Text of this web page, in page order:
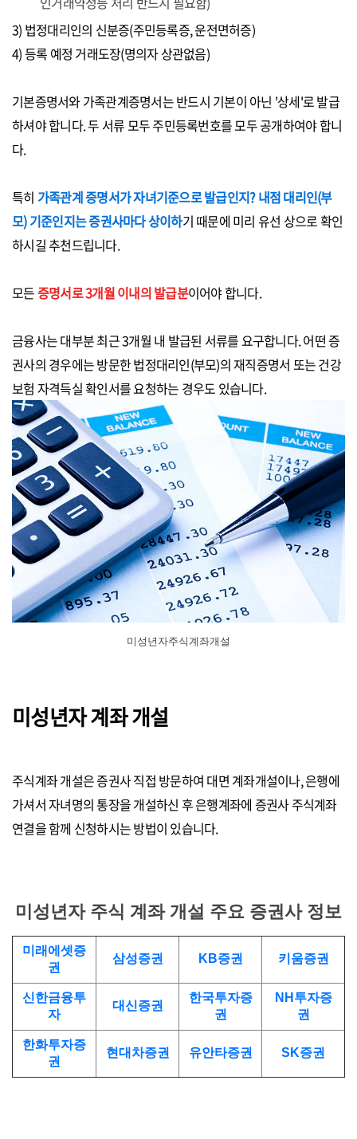
3) 법정대리인의 신분증(주민등록증, 운전면허증)
4) 등록 예정 거래도장(명의자 상관없음)
기본증명서와 가족관계증명서는 반드시 기본이 아닌 '상세'로 발급
하셔야 합니다. 두 서류 모두 주민등록번호를 모두 공개하여야 합니
다.
특히 가족관계 증명서가 자녀기준으로 발급인지? 내점 대리인(부
모) 기준인지는 증권사마다 상이하기 때문에 미리 유선 상으로 확인
하시길 추천드립니다.
모든증명서로 3개월 이내의 발급분이어야 합니다.
금융사는 대부분 최근 3개월 내 발급된 서류를 요구합니다. 어떤 증
권사의 경우에는 방문한 법정대리인(부모)의 재직증명서 또는 건강
보험 자격득실 확인서를 요청하는 경우도 있습니다.
미성년자주식계좌개설
미성년자 계좌 개설
주식계좌 개설은 증권사 직접 방문하여 대면 계좌개설이나, 은행에
가셔서 자녀명의 통장을 개설하신 후 은행계좌에 증권사 주식계좌
연결을 함께 신청하시는 방법이 있습니다.
미성년자 주식 계좌 개설 주요 증권사 정보
미래에셋증
권
삼성증권 KB증권 키움증권
신한금융투
자
대신증권
한국투자증
권
NH투자증
권
한화투자증
권
현대차증권 유안타증권 SK증권